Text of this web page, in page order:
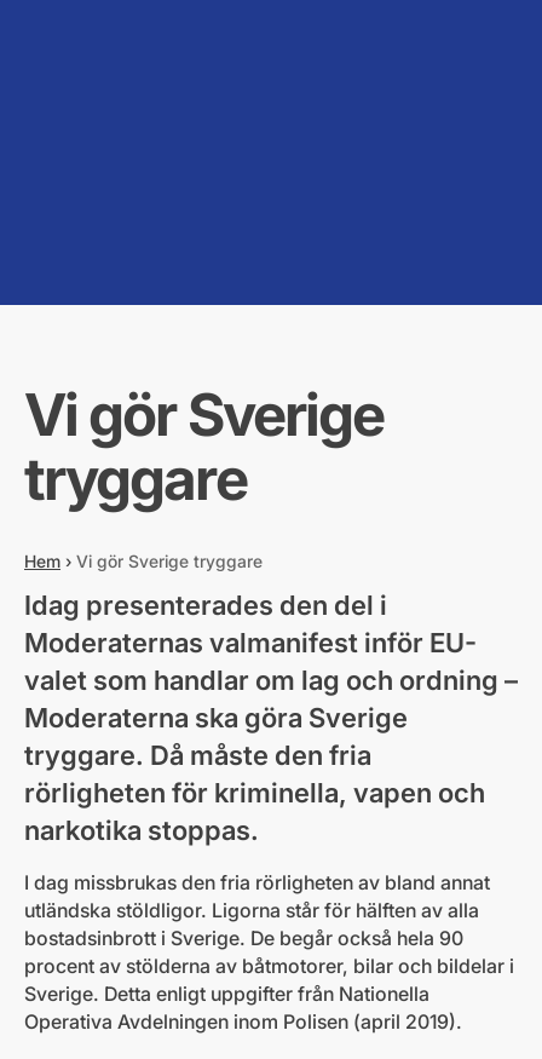
Vi gör Sverige
tryggare
Hem › Vi gör Sverige tryggare
Idag presenterades den del i
Moderaternas valmanifest inför EU-
valet som handlar om lag och ordning –
Moderaterna ska göra Sverige
tryggare. Då måste den fria
rörligheten för kriminella, vapen och
narkotika stoppas.
I dag missbrukas den fria rörligheten av bland annat
utländska stöldligor. Ligorna står för hälften av alla
bostadsinbrott i Sverige. De begår också hela 90
procent av stölderna av båtmotorer, bilar och bildelar i
Sverige. Detta enligt uppgifter från Nationella
Operativa Avdelningen inom Polisen (april 2019).